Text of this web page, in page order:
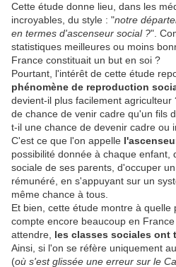
Cette étude donne lieu, dans les
incroyables, du style : "notre
en termes d'ascenseur social ?".
statistiques meilleures ou moins
France constituait un but en soi ?
Pourtant, l'intérêt de cette étude
phénomène de reproduction
devient-il plus facilement
de chance de venir cadre qu'un fils
t-il une chance de devenir cadre ou
C'est ce que l'on appelle
possibilité donnée à chaque enfant,
sociale de ses parents, d'occuper
rémunéré, en s'appuyant sur un
même chance à tous.
Et bien, cette étude montre à quelle
compte encore beaucoup en
attendre, les classes sociales ont
Ainsi, si l'on se réfère uniquement
(où s'est glissée une erreur sur le